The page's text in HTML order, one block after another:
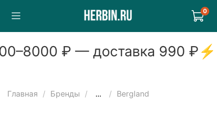
0
–8000₽ — доставка990₽⚡
Главная Бренды ... Bergland